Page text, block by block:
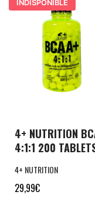
INDISPONIBLE
4+ NUTRITION
4:1:1 200
4+ NUTRITION
29,99€